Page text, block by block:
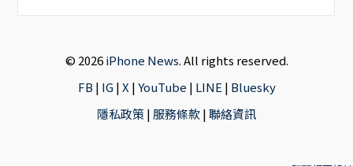
© 2026iPhone News. All rights reserved.
FB | IG|X |YouTube | LINE | Bluesky
隱私政策| 服務條款|聯絡資訊